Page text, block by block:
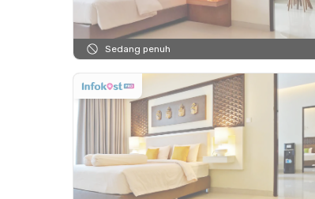
Sedang penuh